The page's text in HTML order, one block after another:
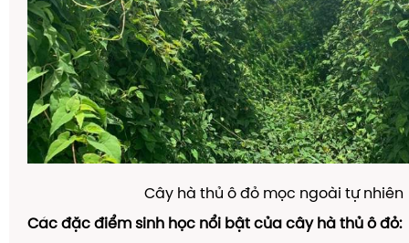
Cây hà thủ ô đỏ mọc ngoài tự nhiên
Các đặc điểm sinh học nổi bật của cây hà thủ ô đỏ: